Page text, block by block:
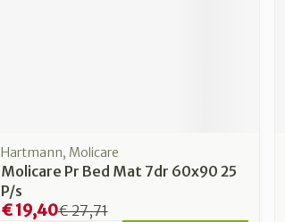
Hartmann, Molicare
Molicare Pr Bed Mat 7dr 60x90 25
P/s
€ 27,71
€ 19,40